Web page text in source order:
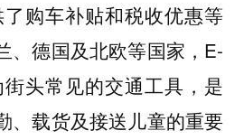
购车补贴和税收优惠等
、德国及北欧等国家，E-
头常见的交通工具，是
、载货及接送儿童的重要